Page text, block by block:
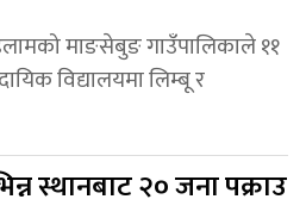
माङसेबुङ गाउँपालिकाले ११
विद्यालयमा लिम्बू र
स्थानबाट २० जना पक्राउ